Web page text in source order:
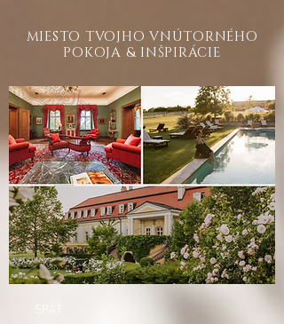
MIESTO TVOJHO VNÚTORNÉHO
POKOJA & INŠPIRÁCIE